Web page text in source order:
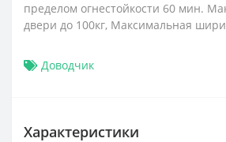
пределом огнестойкости 60 мин.
двери до 100кг, Максимальная
Доводчик
Характеристики